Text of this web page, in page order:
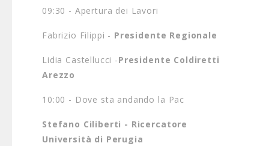
09:30 - Apertura dei Lavori
Fabrizio Filippi - Presidente Regionale
Lidia Castellucci -Presidente Coldiretti
Arezzo
10:00 - Dove sta andando la Pac
Stefano Ciliberti - Ricercatore
Università di Perugia